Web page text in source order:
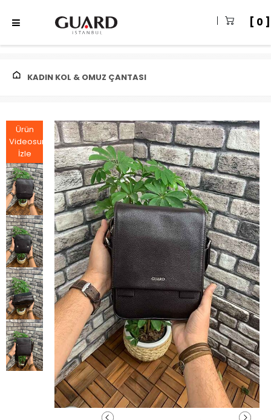
0
KADIN KOL & OMUZ ÇANTASI
Ürün
Videosunu
İzle